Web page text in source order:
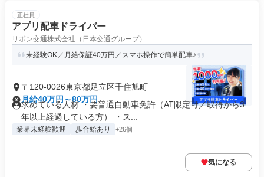
正社員
アプリ配車ドライバー
リボン交通株式会社（日本交通グループ）
未経験OK／月給保証40万円／スマホ操作で簡単配車♪
〒120-0026東京都足立区千住旭町
月給40万円～80万円
求めている人材 ・要普通自動車免許（AT限定可／取得から3
年以上経過している方） ・ス...
業界未経験歓迎 歩合給あり +26個
気になる